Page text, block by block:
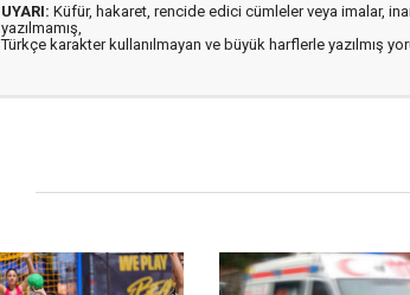
UYARI: Küfür, hakaret, rencide edici cümleler veya imalar,
yazılmamış,
Türkçe karakter kullanılmayan ve büyük harflerle yazılmış